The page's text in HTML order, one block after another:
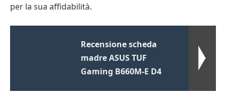
per la sua affidabilità.
Recensione scheda
madre ASUS TUF
Gaming B660M-E D4